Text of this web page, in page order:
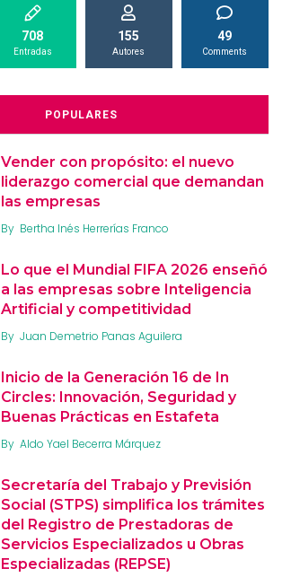
708
Entradas
155
Autores
49
Comments
POPULARES
Vender con propósito: el nuevo
liderazgo comercial que demandan
las empresas
By Bertha Inés Herrerías Franco
Lo que el Mundial FIFA 2026 enseñó
a las empresas sobre Inteligencia
Artificial y competitividad
By Juan Demetrio Panas Aguilera
Inicio de la Generación 16 de In
Circles: Innovación, Seguridad y
Buenas Prácticas en Estafeta
By Aldo Yael Becerra Márquez
Secretaría del Trabajo y Previsión
Social (STPS) simplifica los trámites
del Registro de Prestadoras de
Servicios Especializados u Obras
Especializadas (REPSE)